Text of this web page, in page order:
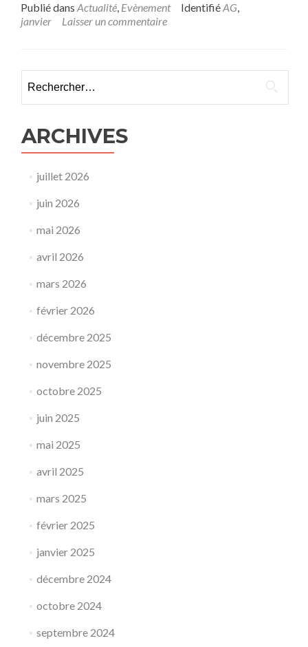
Publié dans Actualité, Evènement IdentifiéAG,
janvier
Laisser un commentaire
ARCHIVES
juillet 2026
juin 2026
mai 2026
avril 2026
mars 2026
février 2026
décembre 2025
novembre 2025
octobre 2025
juin 2025
mai 2025
avril 2025
mars 2025
février 2025
janvier 2025
décembre 2024
octobre 2024
septembre 2024